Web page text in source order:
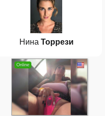
Нина Торрези